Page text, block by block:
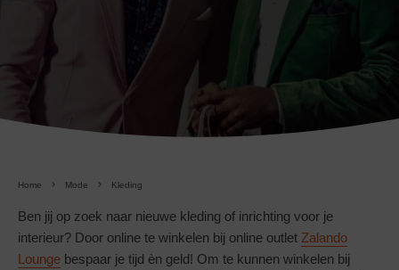
Home Mode Kleding
Ben jij op zoek naar nieuwe kleding of inrichting voor je
interieur? Door online te winkelen bij online outlet Zalando
Lounge bespaar je tijd èn geld! Om te kunnen winkelen bij